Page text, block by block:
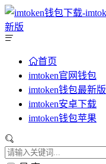
首页
imtoken官网钱包
imtoken钱包最新版
imtoken安卓下载
imtoken钱包苹果